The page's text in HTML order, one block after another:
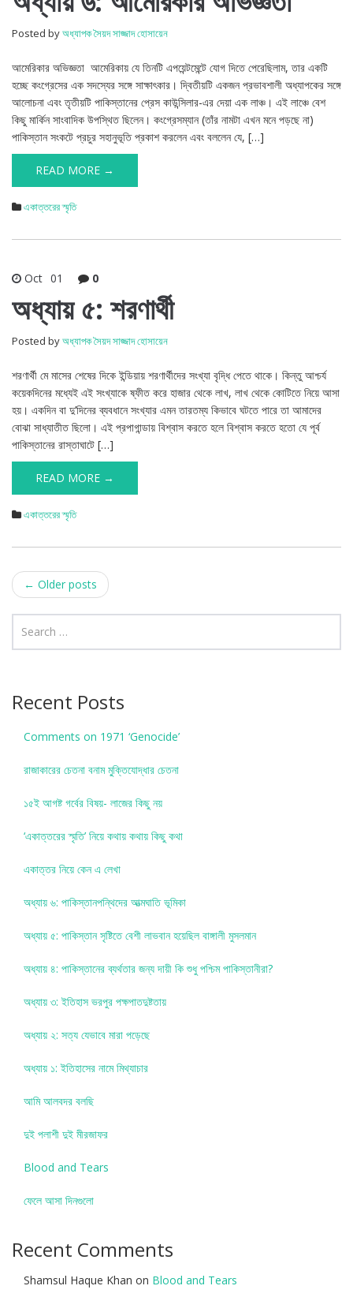
Posted byঅধ্যাপক সৈয়দ সাজ্জাদ হোসায়েন
আমেরিকার অভিজ্ঞতা আমেরিকায় যে তিনটি এপয়েন্টমেন্টে যোগ দিতে পেরেছিলাম, তার একটি
হচ্ছে কংগ্রেসের এক সদস্যের সঙ্গে সাক্ষাৎকার। দ্বিতীয়টি একজন প্রভাবশালী অধ্যাপকের সঙ্গে
আলোচনা এবং তৃতীয়টি পাকিস্তানের প্রেস কাউন্সিলার-এর দেয়া এক লাঞ্চ। এই লাঞ্চে বেশ
কিছু মার্কিন সাংবাদিক উপস্থিত ছিলেন। কংগ্রেসম্যান (তাঁর নামটা এখন মনে পড়ছে না)
পাকিস্তান সংকটে প্রচুর সহানুভূতি প্রকাশ করলেন এবং বললেন যে, […]
READ MORE →
একাত্তরের স্মৃতি
Oct 01 0
অধ্যায় ৫: শরণার্থী
Posted byঅধ্যাপক সৈয়দ সাজ্জাদ হোসায়েন
শরণার্থী মে মাসের শেষের দিকে ইন্ডিয়ায় শরণার্থীদের সংখ্যা বৃদ্ধি পেতে থাকে। কিন্তু আশ্চর্য
কয়েকদিনের মধ্যেই এই সংখ্যাকে ষ্ফীত করে হাজার থেকে লাখ, লাখ থেকে কোটিতে নিয়ে আসা
হয়। একদিন বা দু’দিনের ব্যবধানে সংখ্যার এমন তারতম্য কিভাবে ঘটতে পারে তা আমাদের
বোঝা সাধ্যাতীত ছিলো। এই প্রপাগান্ডায় বিশ্বাস করতে হলে বিশ্বাস করতে হতো যে পূর্ব
পাকিস্তানের রাস্তাঘাটে […]
READ MORE →
একাত্তরের স্মৃতি
Post
navigation
← Older posts
Recent Posts
Comments on 1971 ‘Genocide’
রাজাকারের চেতনা বনাম মু্ক্তিযোদ্ধার চেতনা
১৫ই আগষ্ট গর্বের বিষয়- লাজের কিছু নয়
‘একাত্তরের স্মৃতি’ নিয়ে কথায় কথায় কিছু কথা
একাত্তর নিয়ে কেন এ লেখা
অধ্যায় ৬: পাকিস্তানপন্থিদের আত্মঘাতি ভূমিকা
অধ্যায় ৫: পাকিস্তান সৃষ্টিতে বেশী লাভবান হয়েছিল বাঙ্গালী মুসলমান
অধ্যায় ৪: পাকিস্তানের ব্যর্থতার জন্য দায়ী কি শুধু পশ্চিম পাকিস্তানীরা?
অধ্যায় ৩: ইতিহাস ভরপুর পক্ষপাতদুষ্টতায়
অধ্যায় ২: সত্য যেভাবে মারা পড়েছে
অধ্যায় ১: ইতিহাসের নামে মিথ্যাচার
আমি আলবদর বলছি
দুই পলাশী দুই মীরজাফর
Blood and Tears
ফেলে আসা দিনগুলো
Recent Comments
Shamsul Haque Khan on Blood and Tears